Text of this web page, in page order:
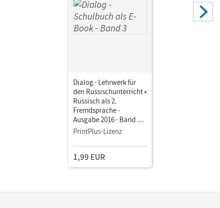
Dialog · Lehrwerk für
den Russischunterricht •
Russisch als 2.
Fremdsprache -
Ausgabe 2016 · Band 3 •
Schulbuch als E-Book
PrintPlus-Lizenz
1,99 EUR